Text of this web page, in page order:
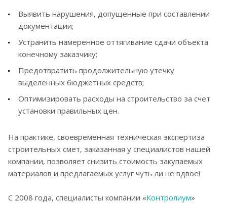
Выявить нарушения, допущенные при составлении
документации;
Устранить намеренное оттягивание сдачи объекта
конечному заказчику;
Предотвратить продолжительную утечку
выделенных бюджетных средств;
Оптимизировать расходы на строительство за счет
установки правильных цен.
На практике, своевременная техническая экспертиза
строительных смет, заказанная у специалистов нашей
компании, позволяет снизить стоимость закупаемых
материалов и предлагаемых услуг чуть ли не вдвое!
С 2008 года, специалисты компании «Контролиум»